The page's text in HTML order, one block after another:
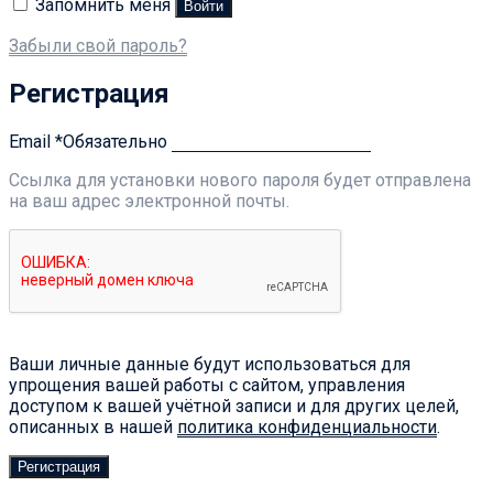
Запомнить меня
Войти
Забыли свой пароль?
Регистрация
Email *Обязательно
Ссылка для установки нового пароля будет отправлена ​​
на ваш адрес электронной почты.
Ваши личные данные будут использоваться для
упрощения вашей работы с сайтом, управления
доступом к вашей учётной записи и для других целей,
описанных в нашей политика конфиденциальности.
Регистрация